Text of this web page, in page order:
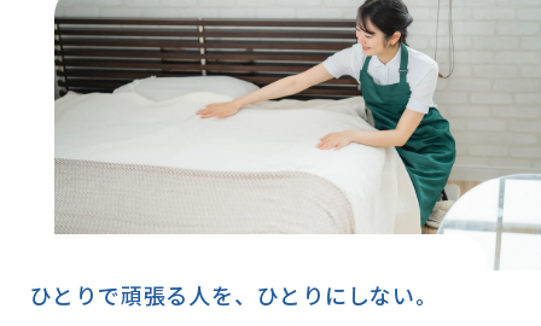
ひとりで頑張る人を、ひとりにしない。